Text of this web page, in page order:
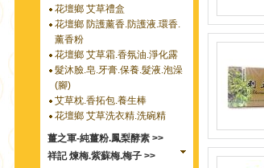
花壇鄉 艾草禮盒
花壇鄉 防護薰香.防護液.環香.
薰香粉
花壇鄉 艾草霜.香氛油.淨化露
髮沐臉.皂.牙膏.保養.髮液.泡澡
(腳)
艾草枕.香拓包.養生棒
花壇鄉 艾草洗衣精.洗碗精
薑之軍-純薑粉.鳳梨酵素 >>
祥記 煉梅.紫蘇梅.梅子 >>